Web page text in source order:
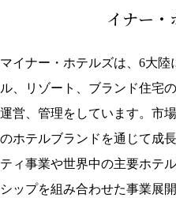
イナー・
マイナー・ホテルズは、6大陸
ル、リゾート、ブランド住宅
運営、管理をしています。市
のホテルブランドを通じて成
ティ事業や世界中の主要ホテ
シップを組み合わせた事業展